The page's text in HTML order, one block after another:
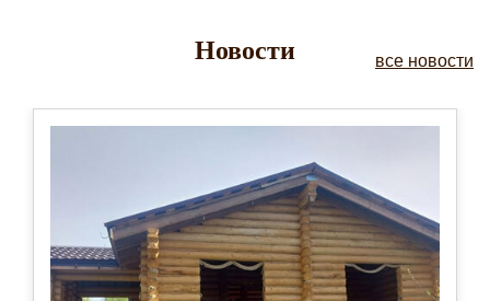
Новости все новости